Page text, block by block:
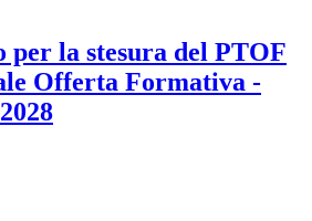
per la stesura del PTOF
Offerta Formativa -